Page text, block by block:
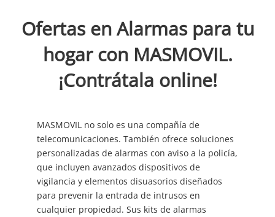
Ofertas en Alarmas para tu
hogar con MASMOVIL.
¡Contrátala online!
MASMOVIL no solo es una compañía de
telecomunicaciones. También ofrece soluciones
personalizadas de alarmas con aviso a la policía,
que incluyen avanzados dispositivos de
vigilancia y elementos disuasorios diseñados
para prevenir la entrada de intrusos en
cualquier propiedad. Sus kits de alarmas